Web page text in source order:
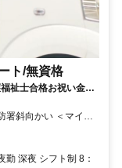
ト/無資格
祉士合格お祝い金あ
署斜向かい ＜マイカ
勤 深夜 シフト制 8：